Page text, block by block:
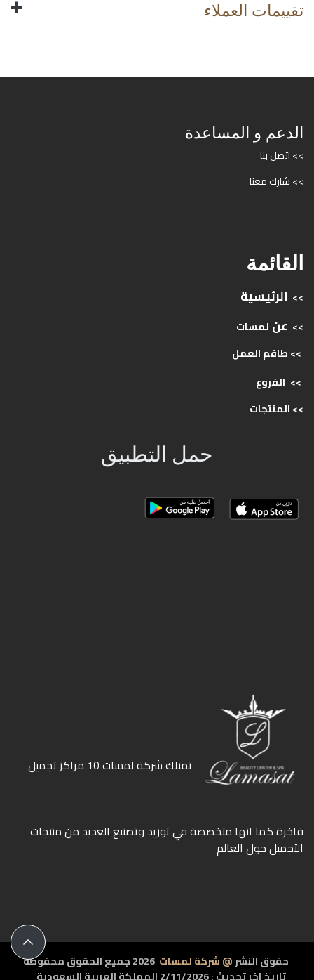
تقييمات العملاء
الدعم و المساعدة
>> اتصل بنا
>> شارك معنا
القائمة
>> الرئيسية
>> عن لمسات
>> طاقمالعمل
>> الفروع
>>المنتجات
حمل التطبيق
ﺗﻤﺘﻠﻚ ﺷﺮﻛﺔ ﻟﻤﺴﺎت 10 ﻣﺮاﻛﺰ ﺗﺠﻤﻴﻞ
ﻓﺎﺧﺮة كما انها ﻣﺘﺨﺼﺼﺔ ﻓﻲ ﺗﻮرﻳﺪ وﺗﺼﻨﻴﻊ اﻟﻌﺪﻳﺪ ﻣﻦ ﻣﻨﺘﺠﺎت
اﻟﺘﺠﻤﻴﻞ ﺣﻮل اﻟﻌﺎﻟﻢ
حقوق النشر@ شركة لمسات
2026 جميع الحقوق محفوظة